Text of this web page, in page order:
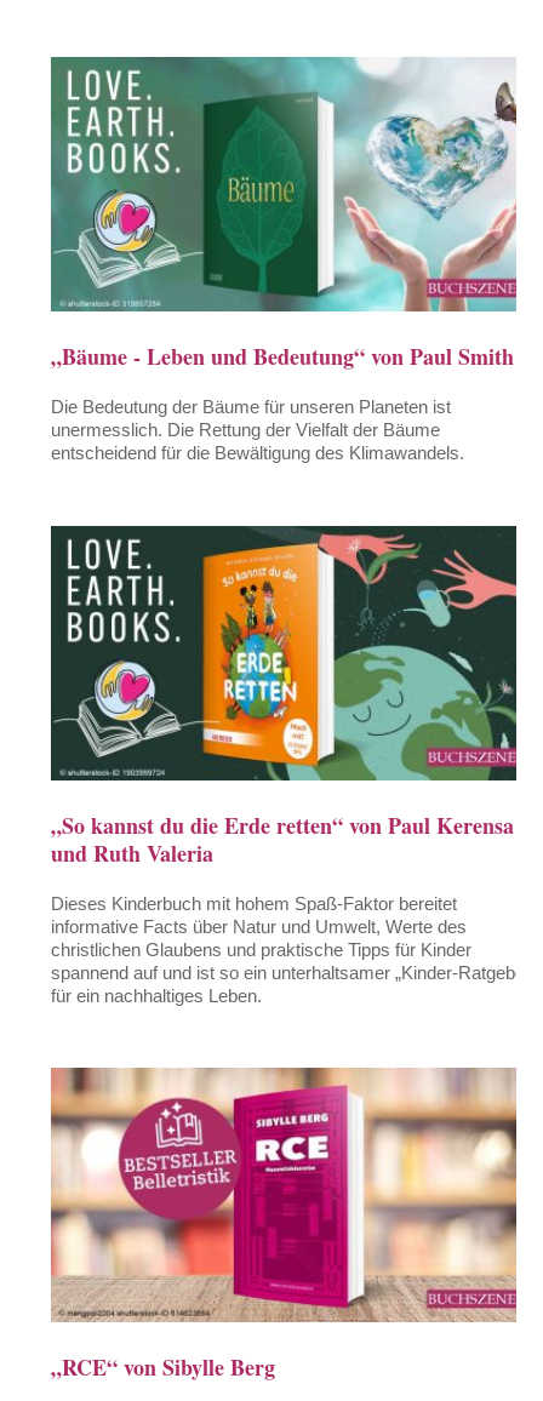
„Bäume - Leben und Bedeutung“ von Paul Smith
Die Bedeutung der Bäume für unseren Planeten ist
unermesslich. Die Rettung der Vielfalt der Bäume
entscheidend für die Bewältigung des Klimawandels.
„So kannst du die Erde retten“ von Paul Kerensa
und Ruth Valeria
Dieses Kinderbuch mit hohem Spaß-Faktor bereitet
informative Facts über Natur und Umwelt, Werte des
christlichen Glaubens und praktische Tipps für Kinder
spannend auf und ist so ein unterhaltsamer „Kinder-Ratgeber“
für ein nachhaltiges Leben.
„RCE“ von Sibylle Berg